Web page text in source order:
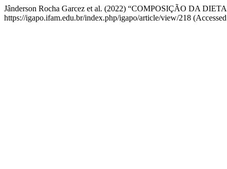
Jânderson Rocha Garcez et al. (2022) “COMPOSIÇÃO DA
https://igapo.ifam.edu.br/index.php/igapo/article/view/218